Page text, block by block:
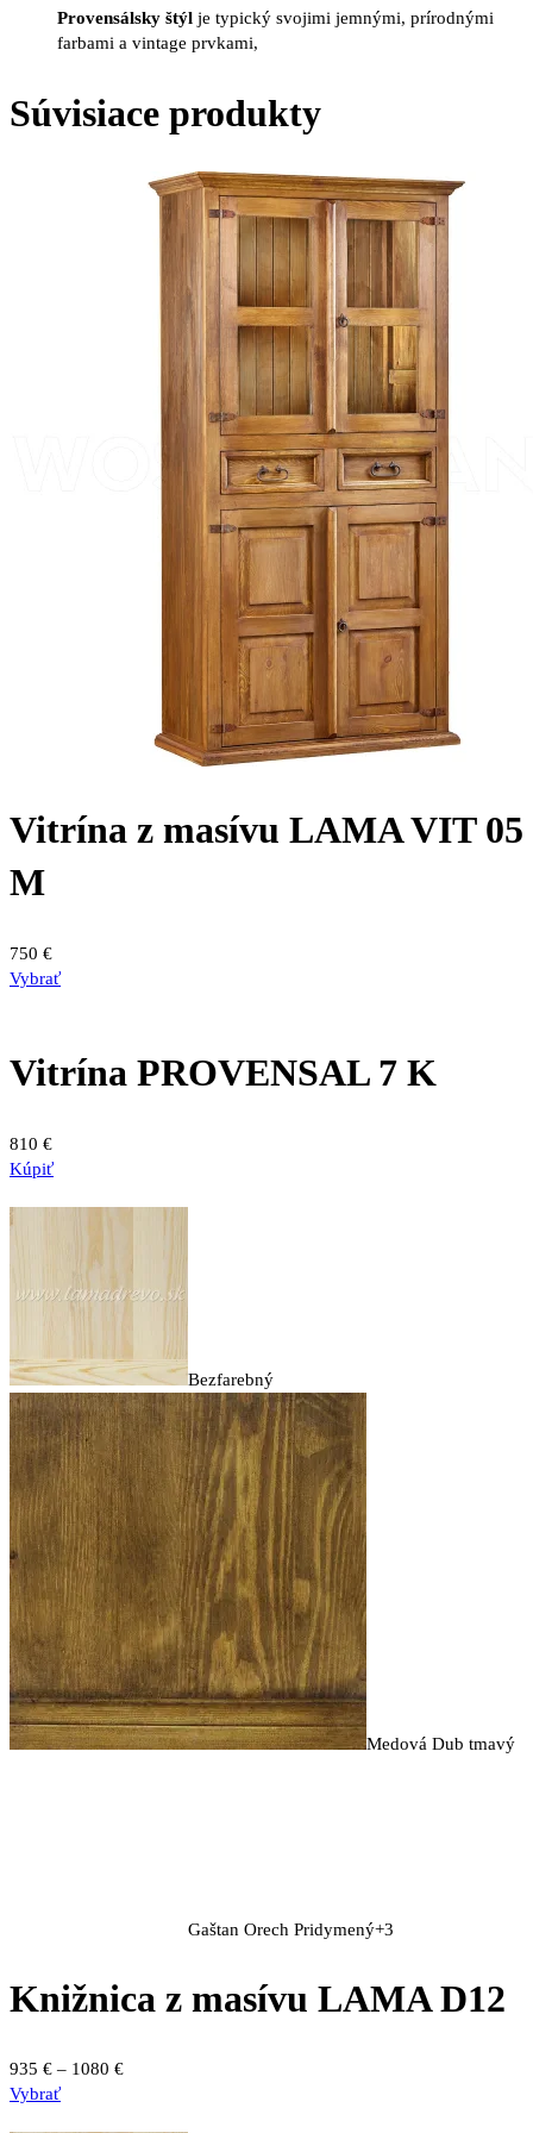
Provensálsky štýl je typický svojimi jemnými, prírodnými
farbami a vintage prvkami,
Súvisiace produkty
Vitrína z masívu LAMA VIT 05
M
750 €
Vybrať
Vitrína PROVENSAL 7 K
810 €
Kúpiť
Bezfarebný
Medová Dub tmavý
Gaštan Orech Pridymený+3
Knižnica z masívu LAMA D12
935 € – 1080 €Price
VybraťTento